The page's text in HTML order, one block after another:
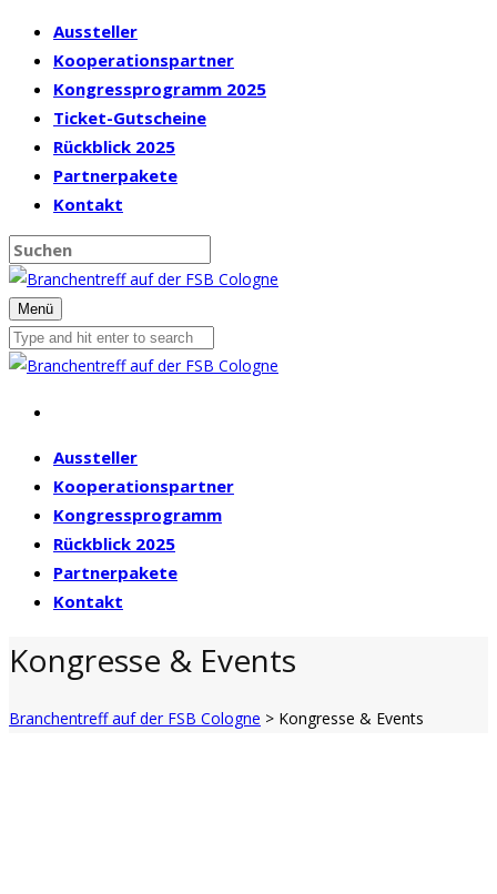
Aussteller
Kooperationspartner
Kongressprogramm 2025
Ticket-Gutscheine
Rückblick 2025
Partnerpakete
Kontakt
Menü
Aussteller
Kooperationspartner
Kongressprogramm
Rückblick 2025
Partnerpakete
Kontakt
Kongresse & Events
Branchentreff auf der FSB Cologne > Kongresse & Events